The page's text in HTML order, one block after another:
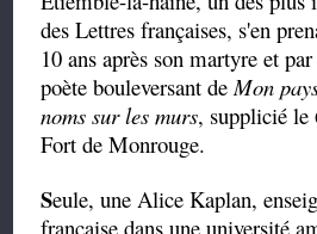
des Lettres françaises, s'en
10 ans après son martyre et
poète bouleversant deMon
noms sur les murs, supplicié le
Fort de Monrouge.
Seule, une Alice Kaplan,
française dans une université